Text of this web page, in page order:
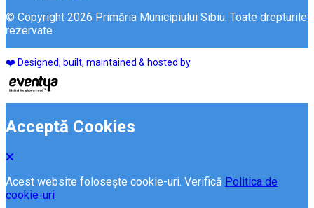
© Copyright 2026 Primăria Municipiului Sibiu. Toate drepturile
rezervate
❤️ Designed, built, maintained & hosted by
Acceptă Cookies
Acest website folosește cookie-uri. Verifică Politica de
cookie-uri